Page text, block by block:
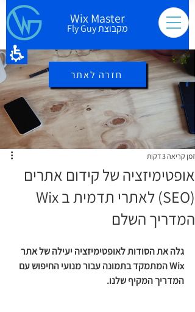
Wix Master
מקבוצת Fly Guy
חזרה לאתר
אופטימיזציה של קידום אתרים
(SEO) לאתרי תדמית ב Wix
המדריך השלם
זמן קריאה 3 דקות
גלה את הסודות לאופטימיזציה יעילה של אתר
Wix המתמקד בתמונה עבור מנועי החיפוש עם
המדריך המקיף שלנו.